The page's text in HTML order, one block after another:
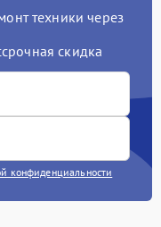
техники через
скидка
конфиденциальности